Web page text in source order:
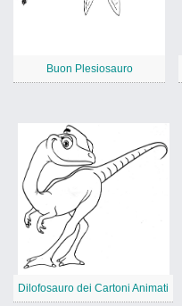
Buon Plesiosauro
Dilofosauro dei Cartoni Animati